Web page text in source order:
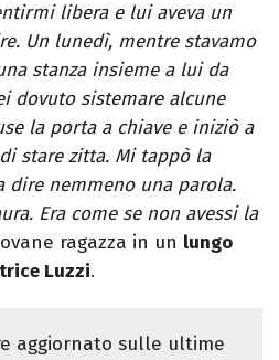
libera e lui aveva un
Un lunedì, mentre stavamo
stanza insieme a lui da
dovuto sistemare alcune
la porta a chiave e iniziò a
stare zitta. Mi tappò la
dire nemmeno una parola.
Era come se non avessi la
ragazza in un lungo
Luzzi.
aggiornato sulle ultime